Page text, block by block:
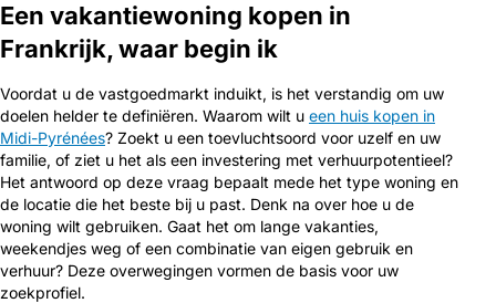
Een vakantiewoning kopen in
Frankrijk, waar begin ik
Voordat u de vastgoedmarkt induikt, is het verstandig om uw
doelen helder te definiëren. Waarom wilt u een huis kopen in
Midi-Pyrénées? Zoekt u een toevluchtsoord voor uzelf en uw
familie, of ziet u het als een investering met verhuurpotentieel?
Het antwoord op deze vraag bepaalt mede het type woning en
de locatie die het beste bij u past. Denk na over hoe u de
woning wilt gebruiken. Gaat het om lange vakanties,
weekendjes weg of een combinatie van eigen gebruik en
verhuur? Deze overwegingen vormen de basis voor uw
zoekprofiel.